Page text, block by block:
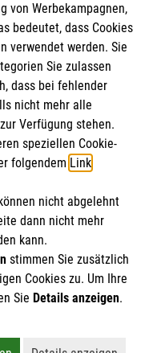
e.V.
eingetragene
von Werbekampagnen,
bedeutet, dass Cookies
verwendet werden. Sie
Sie zulassen
dass bei fehlender
nicht mehr alle
Verfügung stehen.
speziellen Cookie-
folgendem Link.
nicht abgelehnt
dann nicht mehr
kann.
stimmen Sie zusätzlich
Cookies zu. Um Ihre
Sie Details anzeigen.